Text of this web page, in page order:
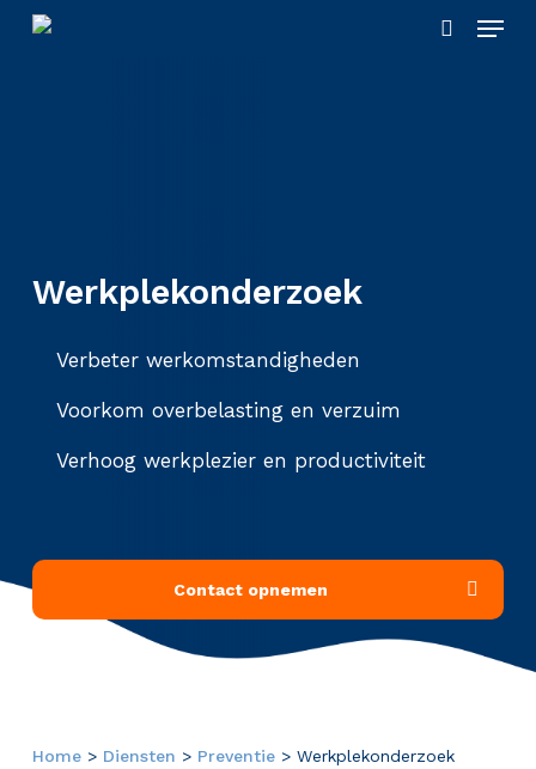
Skip
Menu
Werkplekonderzoek
Verbeter werkomstandigheden
Voorkom overbelasting en verzuim
Verhoog werkplezier en productiviteit
Contact opnemen
Home> Diensten > Preventie> Werkplekonderzoek